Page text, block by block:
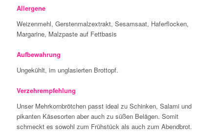
Allergene
Weizenmehl, Gerstenmalzextrakt, Sesamsaat, Haferflocken,
Margarine, Malzpaste auf Fettbasis
Aufbewahrung
Ungekühlt, im unglasierten Brottopf.
Verzehrempfehlung
Unser Mehrkornbrötchen passt ideal zu Schinken, Salami und
pikanten Käsesorten aber auch zu süßen Belägen. Somit
schmeckt es sowohl zum Frühstück als auch zum Abendbrot.